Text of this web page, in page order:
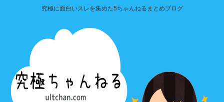
究極に面白いスレを集めた5ちゃんねるまとめブログ